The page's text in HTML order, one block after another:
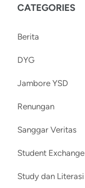
CATEGORIES
Berita
DYG
Jambore YSD
Renungan
Sanggar Veritas
Student Exchange
Study dan Literasi